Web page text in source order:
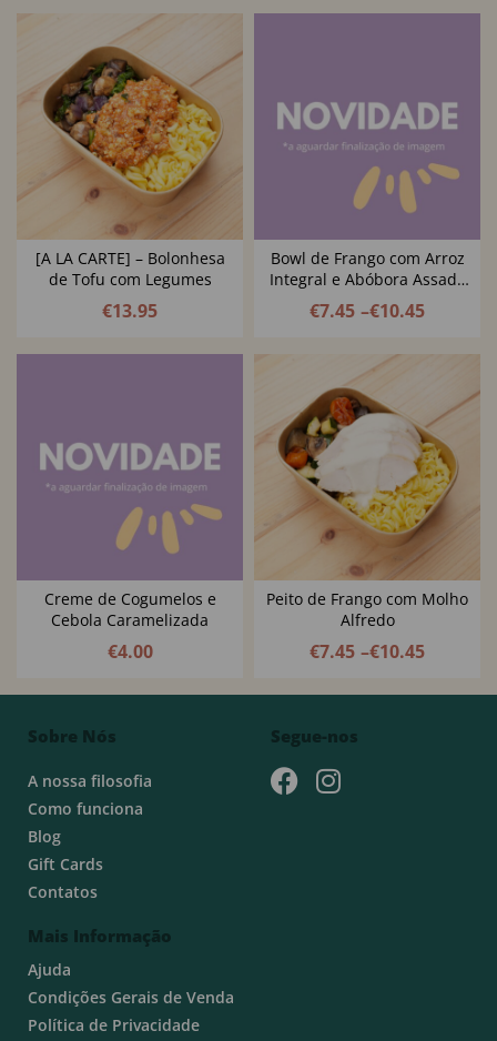
[A LA CARTE] – Bolonhesa
de Tofu com Legumes
€13.95
Bowl de Frango com Arroz
Integral e Abóbora Assada
com Legumes Balsâmicos,
Queijo Creme de Caju e
€7.45 –€10.45
Creme de Cogumelos e
Cebola Caramelizada
€4.00
Peito de Frango com Molho
Alfredo
€7.45 –€10.45
Sobre Nós
A nossa filosofia
Como funciona
Blog
Gift Cards
Contatos
Mais Informação
Ajuda
Condições Gerais de Venda
Política de Privacidade
Segue-nos